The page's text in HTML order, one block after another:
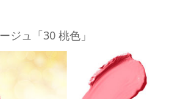
ジュ「30 桃色」